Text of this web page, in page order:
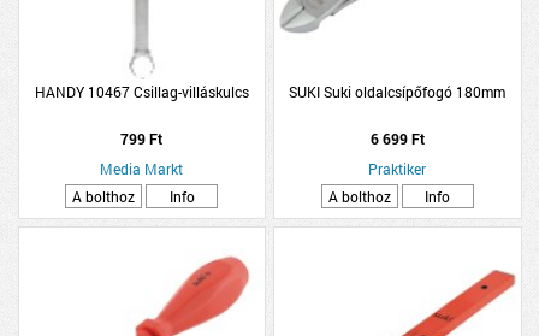
HANDY 10467 Csillag-villáskulcs
799 Ft
Media Markt
A bolthoz
Info
SUKI Suki oldalcsípőfogó 180mm
6 699 Ft
Praktiker
A bolthoz
Info